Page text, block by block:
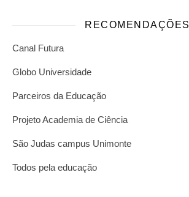
RECOMENDAÇÕES
Canal Futura
Globo Universidade
Parceiros da Educação
Projeto Academia de Ciência
São Judas campus Unimonte
Todos pela educação